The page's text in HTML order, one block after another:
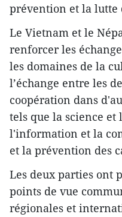
prévention et la
Le Vietnam et le
renforcer les
les domaines de la
l’échange entre les
coopération dans
tels que la science et
l'information et la
et la prévention des
Les deux parties ont
points de vue
régionales et